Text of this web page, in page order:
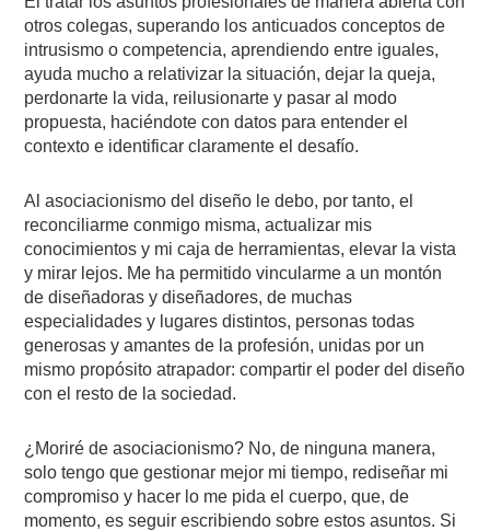
otros colegas, superando los anticuados conceptos de
intrusismo o competencia, aprendiendo entre iguales,
ayuda mucho a relativizar la situación, dejar la queja,
perdonarte la vida, reilusionarte y pasar al modo
propuesta, haciéndote con datos para entender el
contexto e identificar claramente el desafío.
Al asociacionismo del diseño le debo, por tanto, el
reconciliarme conmigo misma, actualizar mis
conocimientos y mi caja de herramientas, elevar la vista
y mirar lejos. Me ha permitido vincularme a un montón
de diseñadoras y diseñadores, de muchas
especialidades y lugares distintos, personas todas
generosas y amantes de la profesión, unidas por un
mismo propósito atrapador: compartir el poder del diseño
con el resto de la sociedad.
¿Moriré de asociacionismo? No, de ninguna manera,
solo tengo que gestionar mejor mi tiempo, rediseñar mi
compromiso y hacer lo me pida el cuerpo, que, de
momento, es seguir escribiendo sobre estos asuntos. Si